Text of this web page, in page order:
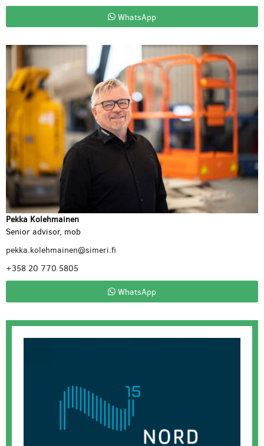
WhatsApp
Pekka Kolehmainen
Senior advisor, mob
pekka.kolehmainen@simeri.fi
+358 20 770 5805
WhatsApp